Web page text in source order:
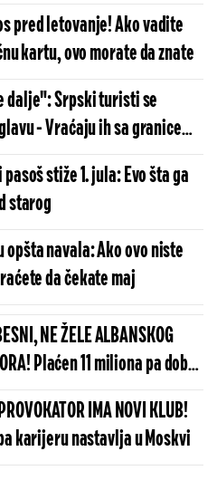
pred letovanje! Ako vadite
kartu, ovo morate da znate
dalje": Srpski turisti se
- Vraćaju ih sa granice
stvari
stiže 1. jula: Evo šta ga
starog
opšta navala: Ako ovo niste
da čekate maj
NE ŽELE ALBANSKOG
Plaćen 11 miliona pa dobio
IMA NOVI KLUB!
karijeru nastavlja u Moskvi